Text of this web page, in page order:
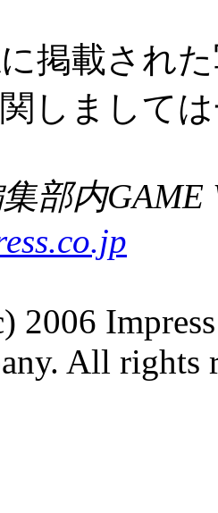
掲載され
しまして
部内GAME
2006
All rights